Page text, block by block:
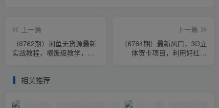
上一篇
（6762期）闲鱼无货源最新
实战教程，喂饭级教学，教
下一篇
（6764期）最新风口，3D立
体贺卡项目，利用好红利
相关推荐